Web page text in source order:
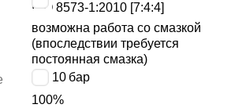
ISO 8573-1:2010 [7:4:4]
возможна работа со смазкой
(впоследствии требуется
постоянная смазка)
0 ÷ 10 бар
100%